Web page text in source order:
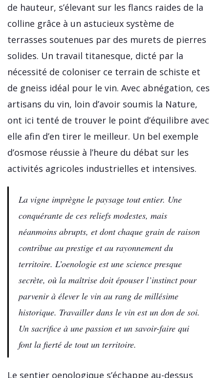
de hauteur, s’élevant sur les flancs raides de la
colline grâce à un astucieux système de
terrasses soutenues par des murets de pierres
solides. Un travail titanesque, dicté par la
nécessité de coloniser ce terrain de schiste et
de gneiss idéal pour le vin. Avec abnégation, ces
artisans du vin, loin d’avoir soumis la Nature,
ont ici tenté de trouver le point d’équilibre avec
elle afin d’en tirer le meilleur. Un bel exemple
d’osmose réussie à l’heure du débat sur les
activités agricoles industrielles et intensives.
La vigne imprègne le paysage tout entier. Une
conquérante de ces reliefs modestes, mais
néanmoins abrupts, et dont chaque grain de raison
contribue au prestige et au rayonnement du
territoire. L’oenologie est une science presque
secrète, où la maîtrise doit épouser l’instinct pour
parvenir à élever le vin au rang de millésime
historique. Travailler dans le vin est un don de soi.
Un sacrifice à une passion et un savoir-faire qui
font la fierté de tout un territoire.
Le sentier oenologique s’échappe au-dessus